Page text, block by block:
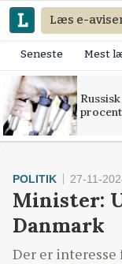
Læs e-
Seneste Mest
procent
POLITIK 27-11-
Minister:
Danmark
Der er interesse